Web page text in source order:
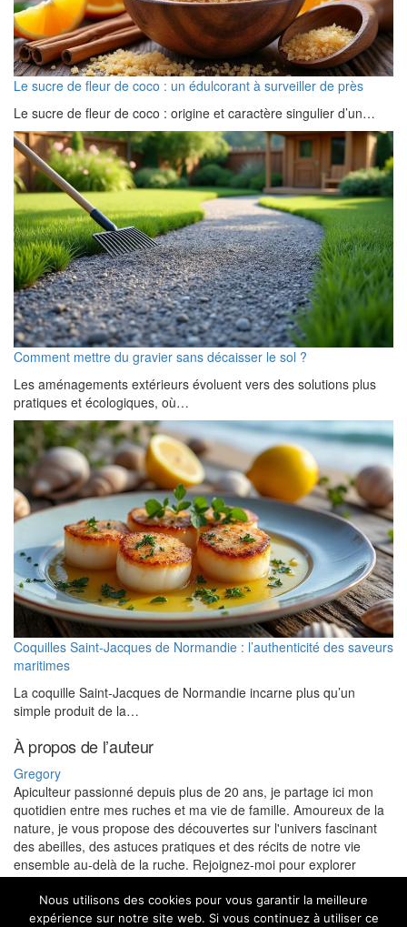
Le sucre de fleur de coco : un édulcorant à surveiller de près
Le sucre de fleur de coco : origine et caractère singulier d’un…
Comment mettre du gravier sans décaisser le sol ?
Les aménagements extérieurs évoluent vers des solutions plus
pratiques et écologiques, où…
Coquilles Saint-Jacques de Normandie : l’authenticité des saveurs
maritimes
La coquille Saint-Jacques de Normandie incarne plus qu’un
simple produit de la…
À propos de l’auteur
Gregory
Apiculteur passionné depuis plus de 20 ans, je partage ici mon
quotidien entre mes ruches et ma vie de famille. Amoureux de la
nature, je vous propose des découvertes sur l'univers fascinant
des abeilles, des astuces pratiques et des récits de notre vie
ensemble au-delà de la ruche. Rejoignez-moi pour explorer
l'apiculture et profiter de mes conseils pour un mode de vie plus
nature.Nous utilisons des cookies pour vous garantir la meilleure
expérience sur notre site web. Si vous continuez à utiliser ce